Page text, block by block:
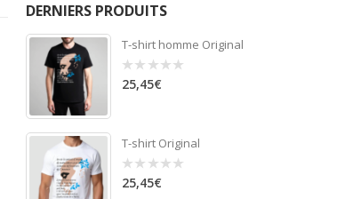
DERNIERS PRODUITS
T-shirt homme Original
0
out
25,45€
T-shirt Original
0
out
25,45€